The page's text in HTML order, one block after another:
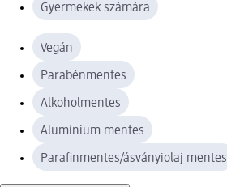
Gyermekek számára
Vegán
Parabénmentes
Alkoholmentes
Alumínium mentes
Parafinmentes/ásványiolaj mentes